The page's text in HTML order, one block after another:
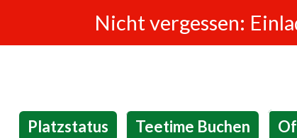
Platzstatus Teetime Buchen
Nicht vergessen: